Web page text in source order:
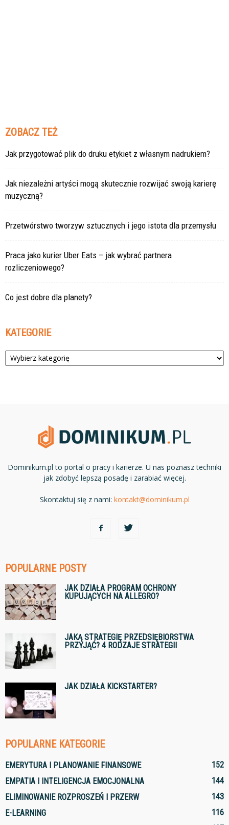
ZOBACZ TEŻ
Jak przygotować plik do druku etykiet z własnym nadrukiem?
Jak niezależni artyści mogą skutecznie rozwijać swoją karierę
muzyczną?
Przetwórstwo tworzyw sztucznych i jego istota dla przemysłu
Praca jako kurier Uber Eats – jak wybrać partnera
rozliczeniowego?
Co jest dobre dla planety?
KATEGORIE
Kategorie
Dominikum.pl to portal o pracy i karierze. U nas poznasz techniki
jak zdobyć lepszą posadę i zarabiać więcej.
Skontaktuj się z nami: kontakt@dominikum.pl
POPULARNE POSTY
JAK DZIAŁA PROGRAM OCHRONY
KUPUJĄCYCH NA ALLEGRO?
JAKĄ STRATEGIĘ PRZEDSIĘBIORSTWA
PRZYJĄĆ? 4 RODZAJE STRATEGII
JAK DZIAŁA KICKSTARTER?
POPULARNE KATEGORIE
EMERYTURA I PLANOWANIE FINANSOWE
152
EMPATIA I INTELIGENCJA EMOCJONALNA
144
ELIMINOWANIE ROZPROSZEŃ I PRZERW
143
E-LEARNING
116